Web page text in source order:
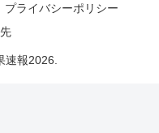
プライバシーポリシー
報2026.